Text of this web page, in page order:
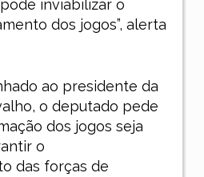
inviabilizar o
dos jogos”, alerta
ao presidente da
o deputado pede
dos jogos seja
o
das forças de